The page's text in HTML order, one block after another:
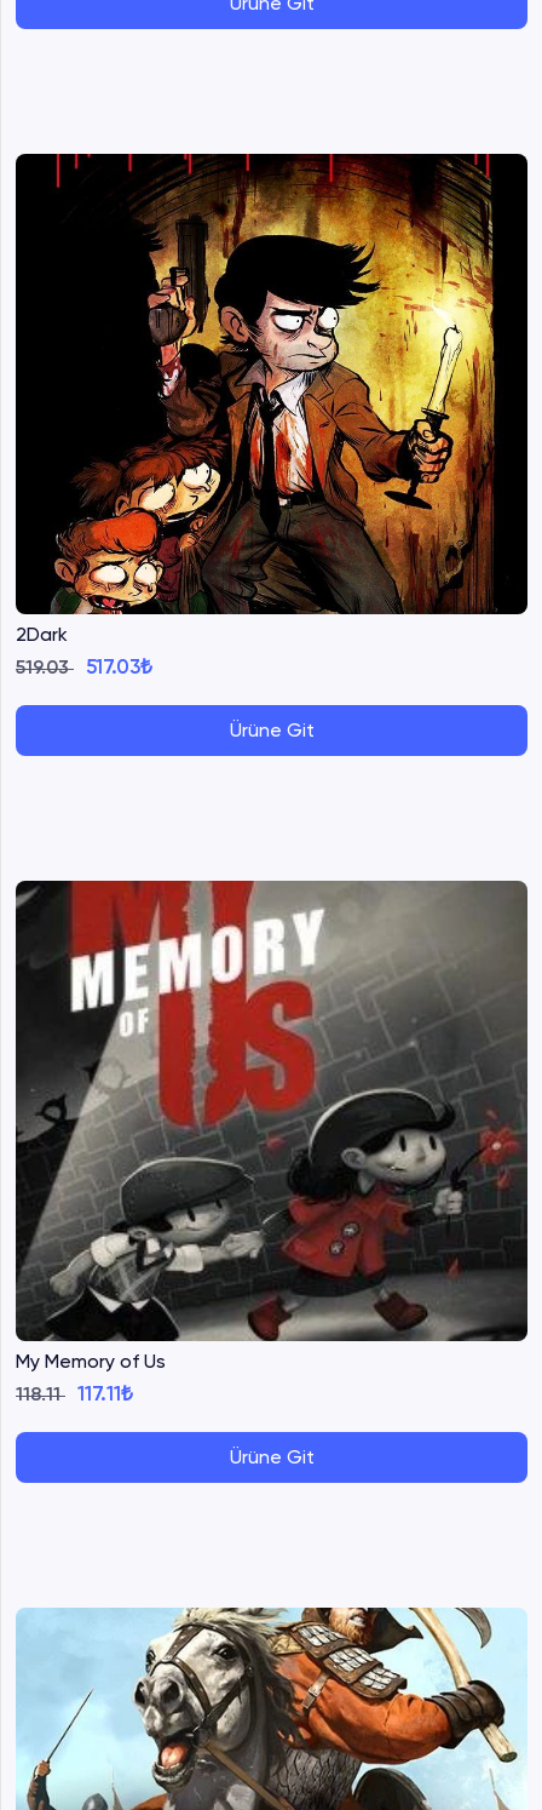
2Dark
519.03 517.03₺
Ürüne Git
My Memory of Us
118.11 117.11₺
Ürüne Git